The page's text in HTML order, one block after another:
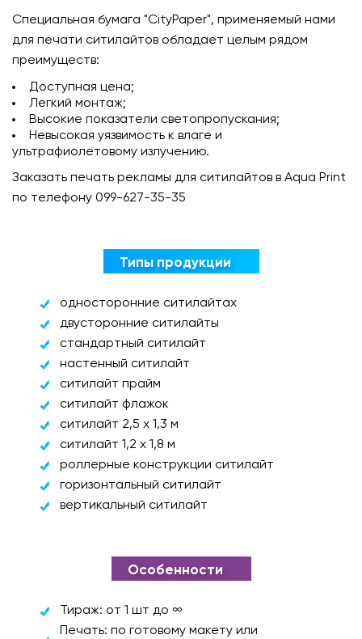
Специальная бумага "CityPaper", применяемый нами
для печати ситилайтов обладает целым рядом
преимуществ:
Доступная цена;
Легкий монтаж;
Высокие показатели светопропускания;
Невысокая уязвимость к влаге и
ультрафиолетовому излучению.
Заказать печать рекламы для ситилайтов в Aqua Print
по телефону 099-627-35-35
Типы продукции
односторонние ситилайтах
двусторонние ситилайты
стандартный ситилайт
настенный ситилайт
ситилайт прайм
ситилайт флажок
ситилайт 2,5 х 1,3 м
ситилайт 1,2 х 1,8 м
роллерные конструкции ситилайт
горизонтальный ситилайт
вертикальный ситилайт
Особенности
Тираж: от 1 шт до ∞
Печать: по готовому макету или